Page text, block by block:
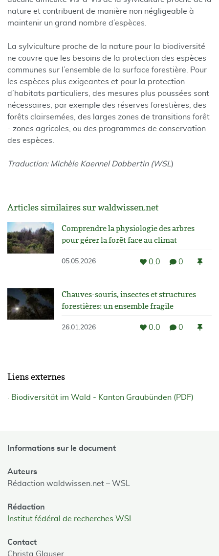
nature et contribuent de manière non négligeable à
maintenir un grand nombre d’espèces.
La sylviculture proche de la nature pour la biodiversité
ne couvre que les besoins de la protection des espèces
communes sur l’ensemble de la surface forestière. Pour
les espèces plus exigeantes et pour la protection
d’habitats particuliers, des mesures plus poussées sont
nécessaires, par exemple des réserves forestières, des
forêts clairsemées, des larges zones de transitions forêt
- zones agricoles, ou des programmes de conservation
des espèces.
Traduction: Michèle Kaennel Dobbertin (WSL )
Articles similaires sur waldwissen.net
Comprendre la physiologie des arbres
pour gérer la forêt face au climat
05.05.2026 0.0 0
Chauves-souris, insectes et structures
forestières: un ensemble fragile
26.01.2026 0.0 0
Liens externes
Biodiversität im Wald - Kanton Graubünden (PDF)
Informations sur le document
Auteurs
Rédaction waldwissen.net – WSL
Rédaction
Institut fédéral de recherches WSL
Contact
Christa Glauser